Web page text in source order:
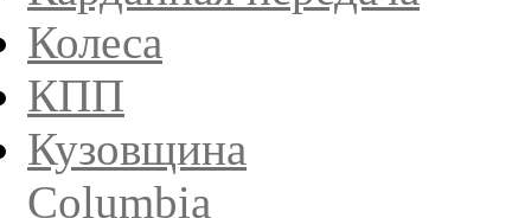
Колеса
КПП
Кузовщина
Columbia